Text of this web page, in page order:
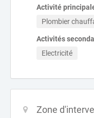
Activité
Plombier
Activités
Electricité
Zone